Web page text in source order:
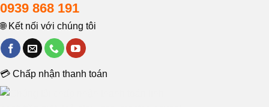
0939 868 191
🌐 Kết nối với chúng tôi
💳 Chấp nhận thanh toán